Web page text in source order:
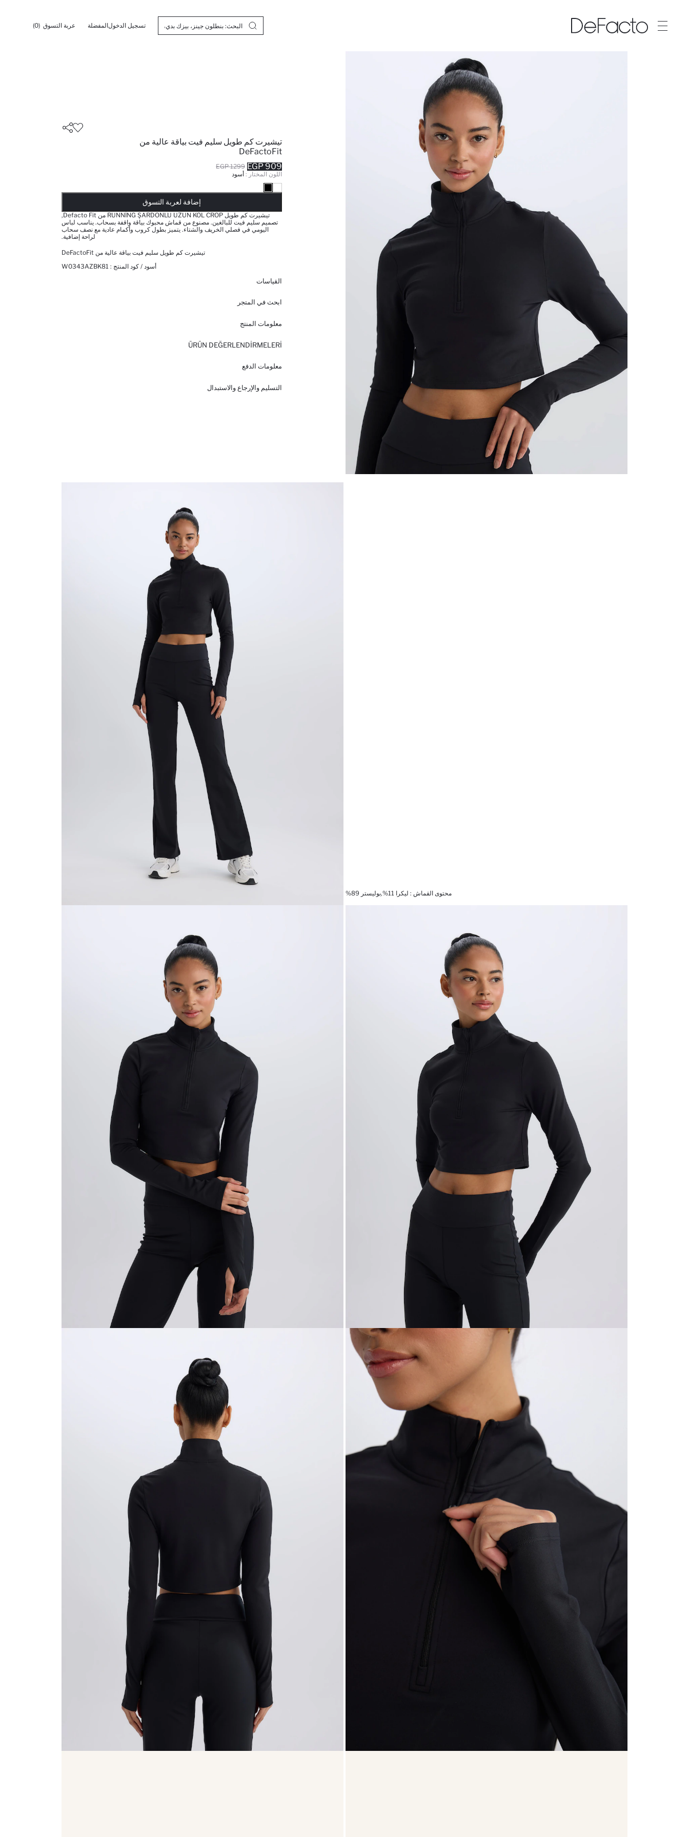
تسجيل الدخولالمفضلة عربة التسوق (0)
تيشيرت كم طويل سليم فيت بياقة عالية من
DeFactoFit
1299 EGP 909 EGP
اللون المختار : أسود
إضافة لعربة التسوق
تيشيرت كم طويل RUNNİNG ŞARDONLU UZUN KOL CROP من Defacto Fit,
تصميم سليم فيت للبالغين. مصنوع من قماش محبوك بياقة واقفة بسحاب. يناسب لباس
اليومي في فصلي الخريف والشتاء. يتميز بطول كروب وأكمام عادية مع نصف سحاب
لراحة إضافية.
تيشيرت كم طويل سليم فيت بياقة عالية من DeFactoFit
أسود / كود المنتج : W0343AZBK81
القياسات
ابحث في المتجر
معلومات المنتج
ÜRÜN DEĞERLENDİRMELERİ
معلومات الدفع
التسليم والإرجاع والاستبدال
محتوى القماش : ليكرا 11%,بوليستر 89%